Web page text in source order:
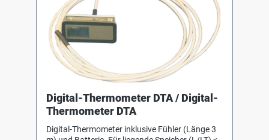
Digital-Thermometer DTA / Digital-
Thermometer DTA
Digital-Thermometer inklusive Fühler (Länge 3